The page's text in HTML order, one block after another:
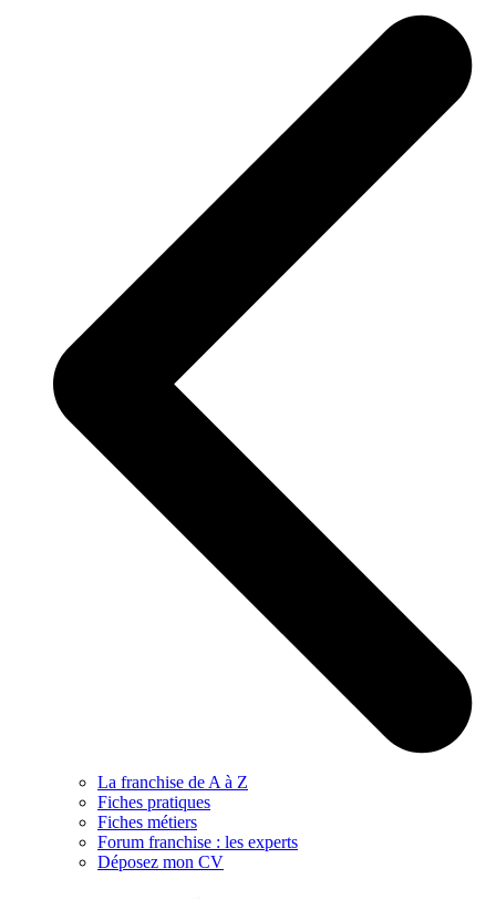
La franchise de A à Z
Fiches pratiques
Fiches métiers
Forum franchise : les experts
Déposez mon CV